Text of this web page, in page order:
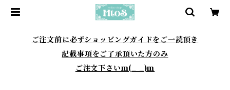
ご注文前に必ずショッピングガイドをご一読頂き
記載事項をご了承頂いた方のみ
ご注文下さいm(_ _)m